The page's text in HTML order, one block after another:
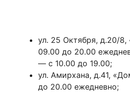
ул. 25 Октября, д.20/
09.00 до 20.00
— с 10.00 до 19.00;
ул. Амирхана, д.41,
до 20.00 ежедневно;